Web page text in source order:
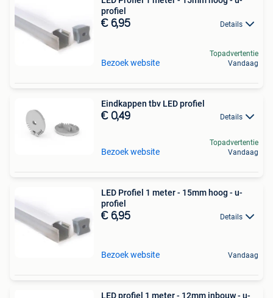
profiel
€ 6,95 Details
Bezoek website
Topadvertentie
Vandaag
Eindkappen tbv LED profiel
€ 0,49 Details
Bezoek website
Topadvertentie
Vandaag
LED Profiel 1 meter - 15mm hoog - u-
profiel
€ 6,95 Details
Bezoek website Vandaag
LED profiel 1 meter - 12mm inbouw - u-